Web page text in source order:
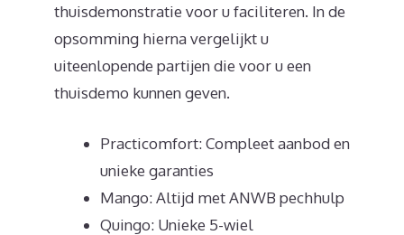
thuisdemonstratie voor u faciliteren. In de
opsomming hierna vergelijkt u
uiteenlopende partijen die voor u een
thuisdemo kunnen geven.
Practicomfort: Compleet aanbod en
unieke garanties
Mango: Altijd met ANWB pechhulp
Quingo: Unieke 5-wiel